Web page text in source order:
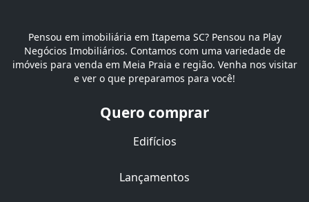
Pensou em imobiliária em Itapema SC? Pensou na Play
Negócios Imobiliários. Contamos com uma variedade de
imóveis para venda em Meia Praia e região. Venha nos visitar
e ver o que preparamos para você!
Quero comprar
Edifícios
Lançamentos